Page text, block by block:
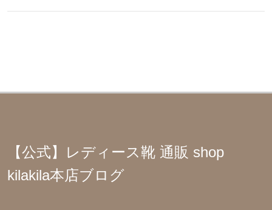
【公式】レディース靴 通販 shop
kilakila本店ブログ